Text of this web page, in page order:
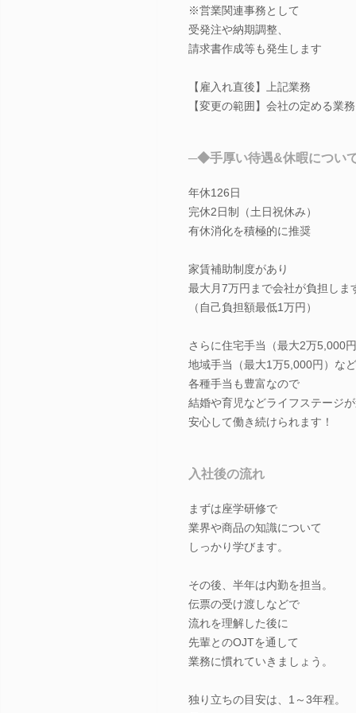
※営業関連事務として
受発注や納期調整、
請求書作成等も発生します
【雇入れ直後】上記業務
【変更の範囲】会社の定める業務
─◆手厚い待遇&休暇につい
年休126日
完休2日制（土日祝休み）
有休消化を積極的に推奨
家賃補助制度があり
最大月7万円まで会社が負担しま
（自己負担額最低1万円）
さらに住宅手当（最大2万5,000
地域手当（最大1万5,000円）など
各種手当も豊富なので
結婚や育児などライフステージ
安心して働き続けられます！
入社後の流れ
まずは座学研修で
業界や商品の知識について
しっかり学びます。
その後、半年は内勤を担当。
伝票の受け渡しなどで
流れを理解した後に
先輩とのOJTを通して
業務に慣れていきましょう。
独り立ちの目安は、1～3年程。